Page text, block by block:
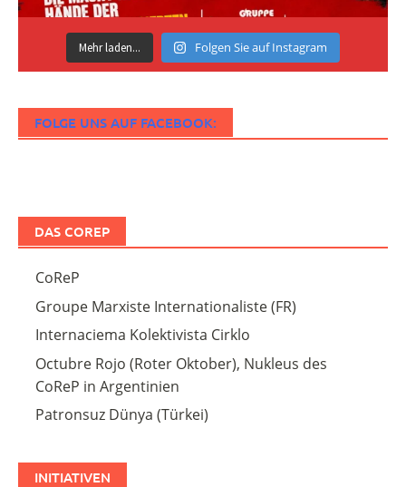
Mehr laden... Folgen Sie auf Instagram
FOLGE UNS AUF FACEBOOK:
DAS COREP
CoReP
Groupe Marxiste Internationaliste (FR)
Internaciema Kolektivista Cirklo
Octubre Rojo (Roter Oktober), Nukleus des
CoReP in Argentinien
Patronsuz Dünya (Türkei)
INITIATIVEN